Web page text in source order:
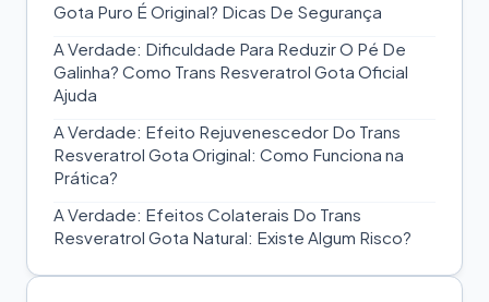
Gota Puro É Original? Dicas De Segurança
A Verdade: Dificuldade Para Reduzir O Pé De
Galinha? Como Trans Resveratrol Gota Oficial
Ajuda
A Verdade: Efeito Rejuvenescedor Do Trans
Resveratrol Gota Original: Como Funciona na
Prática?
A Verdade: Efeitos Colaterais Do Trans
Resveratrol Gota Natural: Existe Algum Risco?